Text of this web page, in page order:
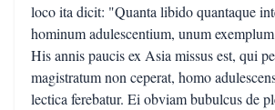
loco ita dicit: "Quanta libido quantaque
hominum adulescentium, unum
His annis paucis ex Asia missus est, qui
magistratum non ceperat, homo
lectica ferebatur. Ei obviam bubulcus de